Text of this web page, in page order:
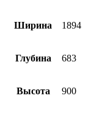
Ширина 1894
Глубина 683
Высота 900